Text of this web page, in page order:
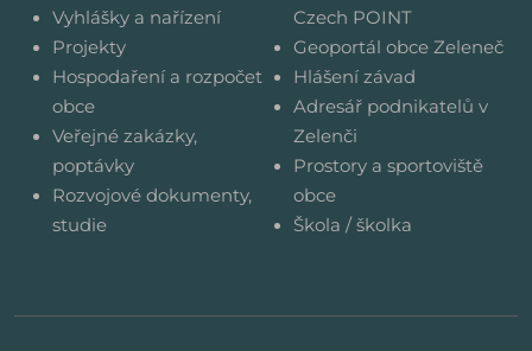
Vyhlášky a nařízení
Projekty
Hospodaření a rozpočet
obce
Veřejné zakázky,
poptávky
Rozvojové dokumenty,
studie
Czech POINT
Geoportál obce Zeleneč
Hlášení závad
Adresář podnikatelů v
Zelenči
Prostory a sportoviště
obce
Škola / školka